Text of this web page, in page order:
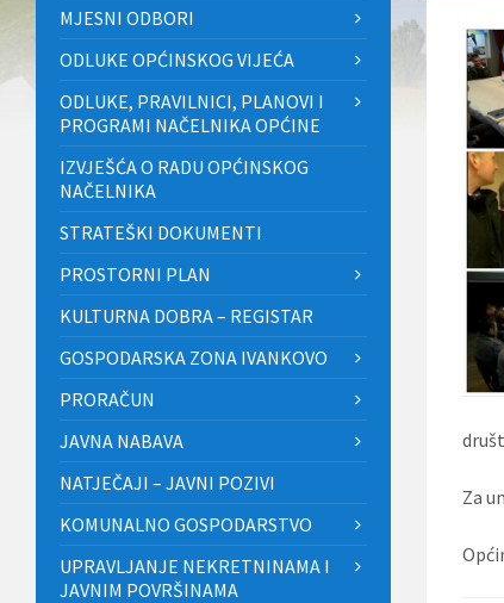
Za
MJESNI ODBORI
ODLUKE OPĆINSKOG VIJEĆA
ODLUKE, PRAVILNICI, PLANOVI I
PROGRAMI NAČELNIKA OPĆINE
IZVJEŠĆA O RADU OPĆINSKOG
NAČELNIKA
STRATEŠKI DOKUMENTI
PROSTORNI PLAN
KULTURNA DOBRA – REGISTAR
GOSPODARSKA ZONA IVANKOVO
PRORAČUN
JAVNA NABAVA
NATJEČAJI – JAVNI POZIVI
KOMUNALNO GOSPODARSTVO
UPRAVLJANJE NEKRETNINAMA I
JAVNIM POVRŠINAMA